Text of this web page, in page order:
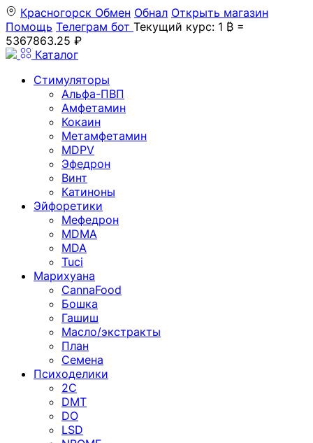
Красногорск Обмен Обнал Открыть магазин
Помощь Телеграм бот Текущий курс: 1 ₿ =
5367863.25 ₽
Каталог
Стимуляторы
Альфа-ПВП
Амфетамин
Кокаин
Метамфетамин
MDPV
Эфедрон
Винт
Катиноны
Эйфоретики
Мефедрон
MDMA
MDA
Tuci
Марихуана
CannaFood
Бошка
Гашиш
Масло/экстракты
План
Семена
Психоделики
2C
DMT
DO
LSD